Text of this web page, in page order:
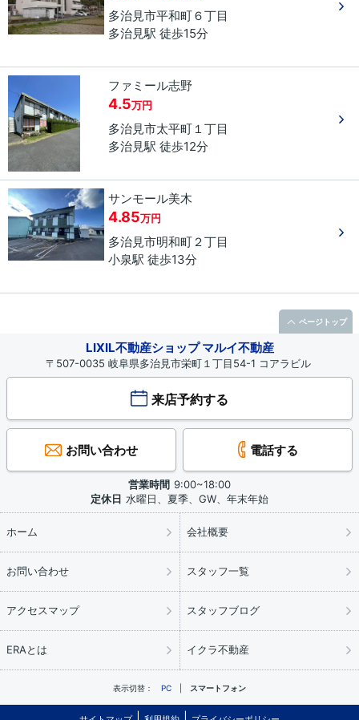
多治見市平和町６丁目
多治見駅 徒歩15分
ファミール志野
4.5万円
多治見市太平町 １丁目
多治見駅 徒歩12分
サンモール美木
4.85万円
多治見市明和町２丁目
小泉駅 徒歩13分
LIXIL不動産ショップ マルイ不動産
〒507-0035 岐阜県多治見市栄町１丁目54-1 コアラビル
来店予約する
お問い合わせ 電話する
営業時間 9:00~18:00
定休日 水曜日、夏季、GW、年末年始
ホーム 会社概要
お問い合わせ スタッフ一覧
アクセスマップ スタッフブログ
ERAとは イクラ不動産
表示切替： PC スマートフォン
ページトップ